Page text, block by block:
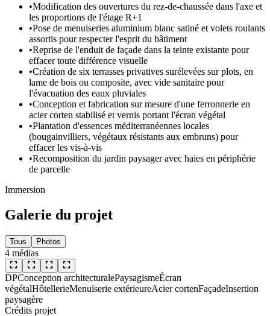
•Modification des ouvertures du rez-de-chaussée dans l'axe et
les proportions de l'étage R+1
•Pose de menuiseries aluminium blanc satiné et volets roulants
assortis pour respecter l'esprit du bâtiment
•Reprise de l'enduit de façade dans la teinte existante pour
effacer toute différence visuelle
•Création de six terrasses privatives surélevées sur plots, en
lame de bois ou composite, avec vide sanitaire pour
l'évacuation des eaux pluviales
•Conception et fabrication sur mesure d'une ferronnerie en
acier corten stabilisé et vernis portant l'écran végétal
•Plantation d'essences méditerranéennes locales
(bougainvilliers, végétaux résistants aux embruns) pour
effacer les vis-à-vis
•Recomposition du jardin paysager avec haies en périphérie
de parcelle
Immersion
Galerie du projet
Tous Photos
4 médias
DPConception architecturalePaysagismeÉcran
végétalHôtellerieMenuiserie extérieureAcier cortenFaçadeInsertion
paysagère
Crédits projet